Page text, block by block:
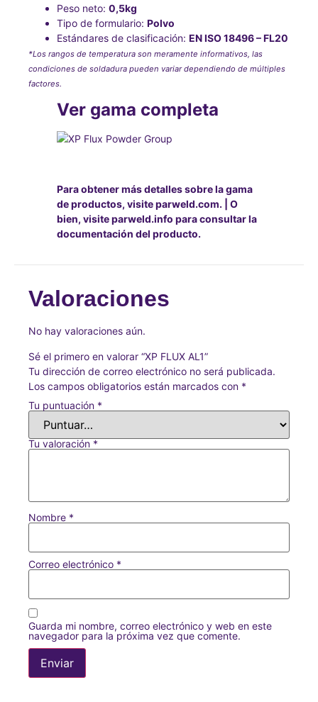
Peso neto: 0,5kg
Tipo de formulario: Polvo
Estándares de clasificación: EN ISO 18496 – FL20
*Los rangos de temperatura son meramente informativos, las
condiciones de soldadura pueden variar dependiendo de múltiples
factores.
Ver gama completa
Para obtener más detalles sobre la gama
de productos, visite parweld.com.
O
bien, visite parweld.info para consultar la
documentación del producto.
Valoraciones
No hay valoraciones aún.
Sé el primero en valorar “XP FLUX AL1”
Tu dirección de correo electrónico no será publicada.
Los campos obligatorios están marcados con *
Tu puntuación *
Tu valoración *
Nombre *
Correo electrónico *
Guarda mi nombre, correo electrónico y web en este
navegador para la próxima vez que comente.